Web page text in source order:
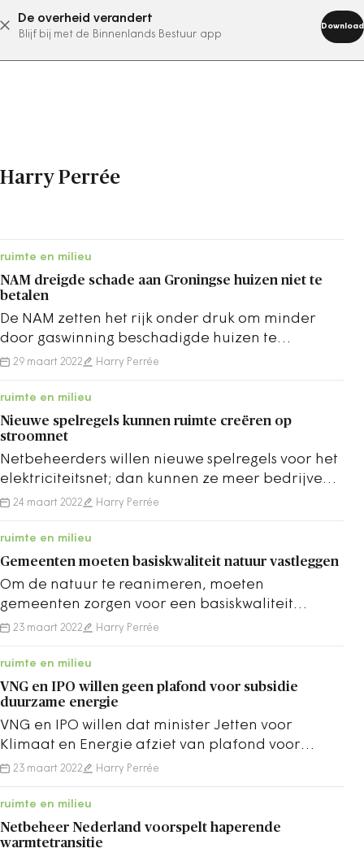
De overheid verandert
Blijf bij met de Binnenlands Bestuur app
Download
abonneer nu
Harry Perrée
ruimte en milieu
NAM dreigde schade aan Groningse huizen niet te
betalen
De NAM zetten het rijk onder druk om minder
door gaswinning beschadigde huizen te
versterken dan de overheid wilde.
29 maart 2022 Harry Perrée
ruimte en milieu
Nieuwe spelregels kunnen ruimte creëren op
stroomnet
Netbeheerders willen nieuwe spelregels voor het
elektriciteitsnet; dan kunnen ze meer bedrijven
aansluiten en meer groene stroom verwerken.
24 maart 2022 Harry Perrée
ruimte en milieu
Gemeenten moeten basiskwaliteit natuur vastleggen
Om de natuur te reanimeren, moeten
gemeenten zorgen voor een basiskwaliteit
natuur, stelt de Raad voor de leefomgeving en
23 maart 2022 Harry Perrée
ruimte en milieu
VNG en IPO willen geen plafond voor subsidie
duurzame energie
VNG en IPO willen dat minister Jetten voor
Klimaat en Energie afziet van plafond voor
subsidie voor duurzame energie.
23 maart 2022 Harry Perrée
ruimte en milieu
Netbeheer Nederland voorspelt haperende
warmtetransitie